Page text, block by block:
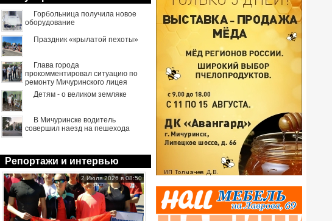
Горбольница получила новое
оборудование
Праздник «крылатой пехоты»
Глава города
прокомментировал ситуацию по
ремонту Мичуринского лицея
Детям - о великом земляке
В Мичуринске водитель
совершил наезд на пешехода
Репортажи и интервью
2 Июля 2026 в 08:50